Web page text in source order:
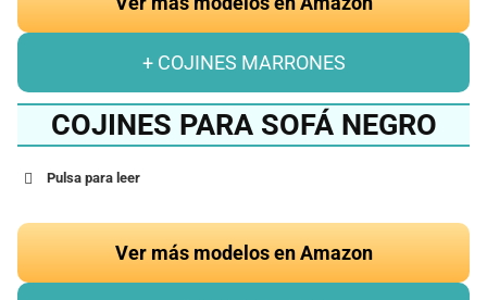
+ COJINES MARRONES
COJINES PARA SOFÁ NEGRO
Pulsa para leer
Ver más modelos en Amazon